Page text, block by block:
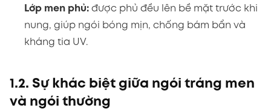
Lớp men phủ: được phủ đều lên bề mặt trước khi
nung, giúp ngói bóng mịn, chống bám bẩn và
kháng tia UV.
1.2. Sự khác biệt giữa ngói tráng men
và ngói thường